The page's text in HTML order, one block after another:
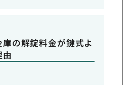
の解錠料金が鍵式よ